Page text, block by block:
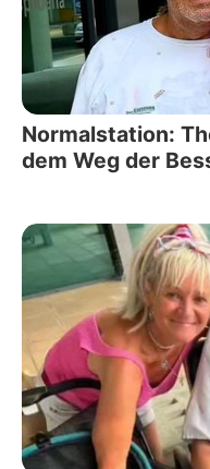
Normalstation:
dem Weg der